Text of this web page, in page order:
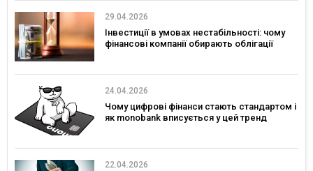
29.04.2026
Інвестиції в умовах нестабільності: чому
фінансові компанії обирають облігації
24.04.2026
Чому цифрові фінанси стають стандартом і
як monobank вписується у цей тренд
22.04.2026